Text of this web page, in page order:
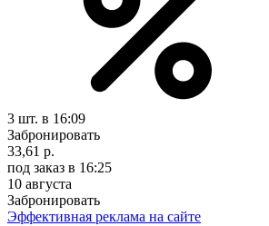
3 шт. в 16:09
Забронировать
33,61 р.
под заказ в 16:25
10 августа
Забронировать
Эффективная реклама на сайте